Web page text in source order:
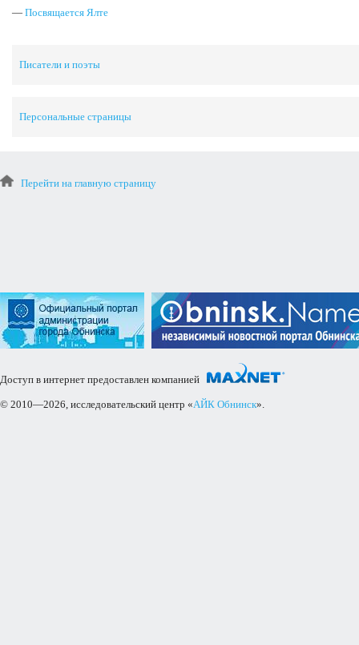
— Посвящается Ялте
Писатели и поэты
Персональные страницы
Перейти на главную страницу
Доступ в интернет предоставлен компанией
© 2010—2026, исследовательский центр «АЙК Обнинск».